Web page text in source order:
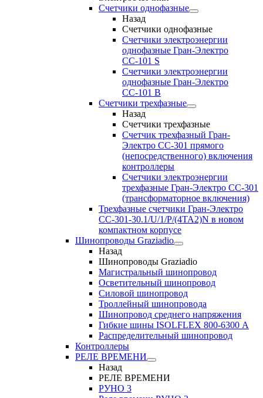
Счетчики однофазные
Назад
Счетчики однофазные
Счетчики электроэнергии
однофазные Гран-Электро
СС-101 S
Счетчики электроэнергии
однофазные Гран-Электро
СС-101 B
Счетчики трехфазные
Назад
Счетчики трехфазные
Счетчик трехфазный Гран-
Электро CC-301 прямого
(непосредственного) включения
контроллеры
Счетчики электроэнергии
трехфазные Гран-Электро CC-301
(трансформаторное включения)
Трехфазные счетчики Гран-Электро
СС-301-30.1/U/1/P/(4TA2)N в новом
компактном корпусе
Шинопроводы Graziadio
Назад
Шинопроводы Graziadio
Магистральный шинопровод
Осветительный шинопровод
Силовой шинопровод
Троллейный шинопровода
Шинопровод среднего напряжения
Гибкие шины ISOLFLEX 800-6300 А
Распределительный шинопровод
Контроллеры
РЕЛЕ ВРЕМЕНИ
Назад
РЕЛЕ ВРЕМЕНИ
РУНО 3